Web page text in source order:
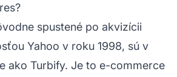
spustené po akvizícii
Yahoo v roku 1998, sú v
ako Turbify. Je to e-commerce